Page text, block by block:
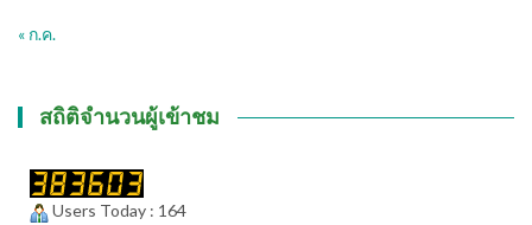
« ก.ค.
สถิติจำนวนผู้เข้าชม
Users Today : 164